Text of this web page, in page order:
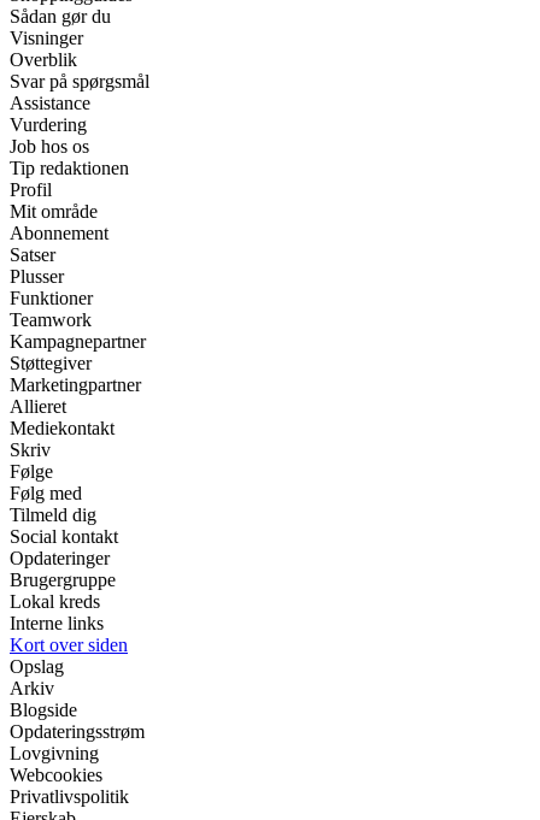
Sådan gør du
Visninger
Overblik
Svar på spørgsmål
Assistance
Vurdering
Job hos os
Tip redaktionen
Profil
Mit område
Abonnement
Satser
Plusser
Funktioner
Teamwork
Kampagnepartner
Støttegiver
Marketingpartner
Allieret
Mediekontakt
Skriv
Følge
Følg med
Tilmeld dig
Social kontakt
Opdateringer
Brugergruppe
Lokal kreds
Interne links
Kort over siden
Opslag
Arkiv
Blogside
Opdateringsstrøm
Lovgivning
Webcookies
Privatlivspolitik